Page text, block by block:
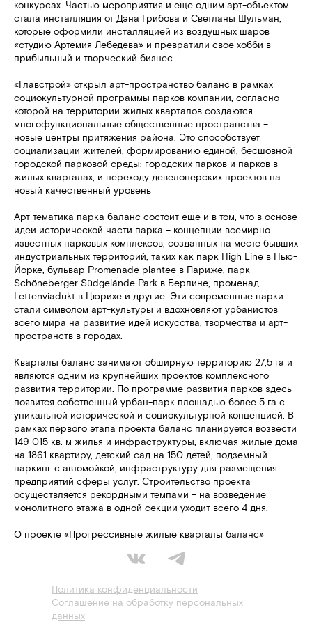
конкурсах. Частью мероприятия и еще одним арт-объектом
стала инсталляция от Дэна Грибова и Светланы Шульман,
которые оформили инсталляцией из воздушных шаров
«студию Артемия Лебедева» и превратили свое хобби в
прибыльный и творческий бизнес.
«Главстрой» открыл арт-пространство баланс в рамках
социокультурной программы парков компании, согласно
которой на территории жилых кварталов создаются
многофункциональные общественные пространства –
новые центры притяжения района. Это способствует
социализации жителей, формированию единой, бесшовной
городской парковой среды: городских парков и парков в
жилых кварталах, и переходу девелоперских проектов на
новый качественный уровень
Арт тематика парка баланс состоит еще и в том, что в основе
идеи исторической части парка – концепции всемирно
известных парковых комплексов, созданных на месте бывших
индустриальных территорий, таких как парк High Line в Нью-
Йорке, бульвар Promenade plantee в Париже, парк
Schöneberger Südgelände Park в Берлине, променад
Lettenviadukt в Цюрихе и другие. Эти современные парки
стали символом арт-культуры и вдохновляют урбанистов
всего мира на развитие идей искусства, творчества и арт-
пространств в городах.
Кварталы баланс занимают обширную территорию 27,5 га и
являются одним из крупнейших проектов комплексного
развития территории. По программе развития парков здесь
появится собственный урбан-парк площадью более 5 га с
уникальной исторической и социокультурной концепцией. В
рамках первого этапа проекта баланс планируется возвести
149 015 кв. м жилья и инфраструктуры, включая жилые дома
на 1861 квартиру, детский сад на 150 детей, подземный
паркинг с автомойкой, инфраструктуру для размещения
предприятий сферы услуг. Строительство проекта
осуществляется рекордными темпами – на возведение
монолитного этажа в одной секции уходит всего 4 дня.
О проекте «Прогрессивные жилые кварталы баланс»
Политика конфиденциальности
Соглашение на обработку персональных
данных